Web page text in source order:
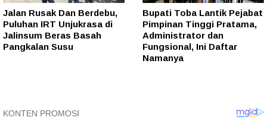
Jalan Rusak Dan Berdebu,
Puluhan IRT Unjukrasa di
Jalinsum Beras Basah
Pangkalan Susu
Bupati Toba Lantik Pejabat
Pimpinan Tinggi Pratama,
Administrator dan
Fungsional, Ini Daftar
Namanya